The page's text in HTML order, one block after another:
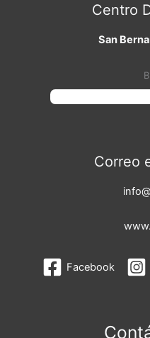
Centro
San
Correo
Facebook